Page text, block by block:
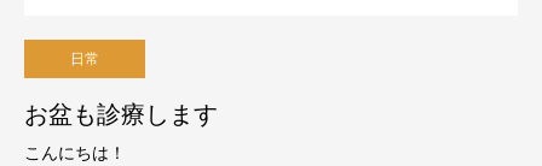
日常
お盆も診療します
こんにちは！